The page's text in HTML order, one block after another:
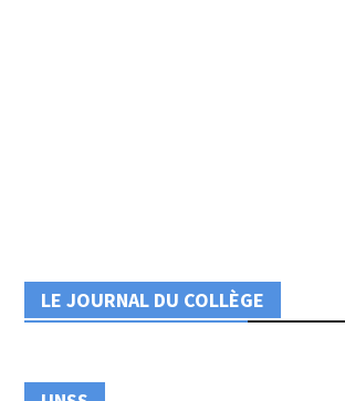
LE JOURNAL DU COLLÈGE